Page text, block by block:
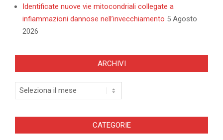
Identificate nuove vie mitocondriali collegate a
infiammazioni dannose nell’invecchiamento 5 Agosto
2026
ARCHIVI
Archivi
CATEGORIE